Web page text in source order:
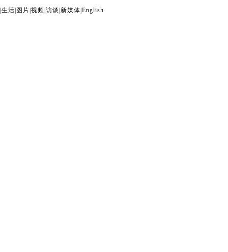
生活 图片 视频 访谈 新媒体 English